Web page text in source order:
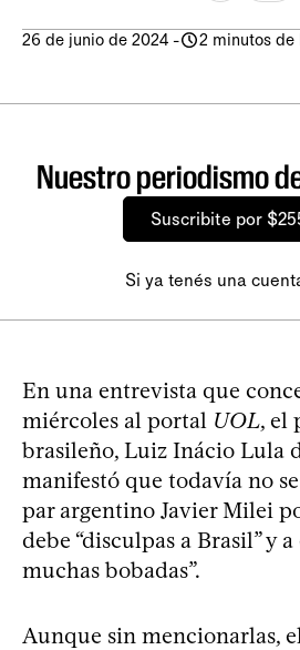
26 de junio de 2024 - 2 minutos de
Nuestro periodismo
Suscribite por
Si ya tenés una
En una entrevista que
miércoles al portal UOL, el
brasileño, Luiz Inácio Lula
manifestó que todavía no
par argentino Javier Milei
debe “disculpas a Brasil” y
muchas bobadas”.
Aunque sin mencionarlas,